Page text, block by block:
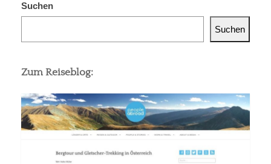
Suchen
Suchen
Zum Reiseblog: